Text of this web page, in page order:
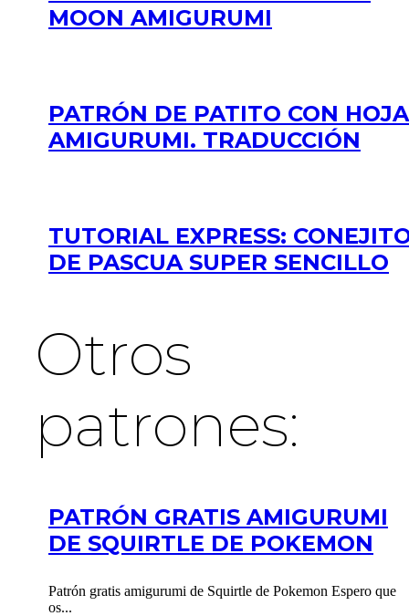
MOON AMIGURUMI
PATRÓN DE PATITO CON HOJA
AMIGURUMI. TRADUCCIÓN
TUTORIAL EXPRESS:
DE PASCUA SUPER SENCILLO
Otros
patrones:
PATRÓN GRATIS AMIGURUMI
DE SQUIRTLE DE POKEMON
Patrón gratis amigurumi de Squirtle de Pokemon Espero que
os...